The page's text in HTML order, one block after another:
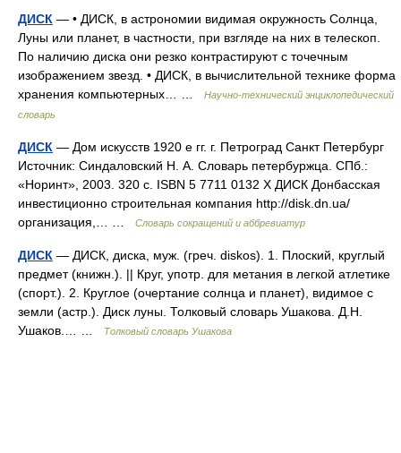
ДИСК — • ДИСК, в астрономии видимая окружность Солнца,
Луны или планет, в частности, при взгляде на них в телескоп.
По наличию диска они резко контрастируют с точечным
изображением звезд. • ДИСК, в вычислительной технике форма
хранения компьютерных… …
Научно-технический энциклопедический
словарь
ДИСК — Дом искусств 1920 е гг. г. Петроград Санкт Петербург
Источник: Синдаловский Н. А. Словарь петербуржца. СПб.:
«Норинт», 2003. 320 с. ISBN 5 7711 0132 X ДИСК Донбасская
инвестиционно строительная компания http://disk.dn.ua/​
организация,… …
Словарь сокращений и аббревиатур
ДИСК — ДИСК, диска, муж. (греч. diskos). 1. Плоский, круглый
предмет (книжн.). || Круг, употр. для метания в легкой атлетике
(спорт.). 2. Круглое (очертание солнца и планет), видимое с
земли (астр.). Диск луны. Толковый словарь Ушакова. Д.Н.
Ушаков.… …
Толковый словарь Ушакова